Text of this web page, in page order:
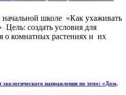
начальной школе «Как ухаживать
создать условия для
о комнатных растениях и их
направления по теме: «Дом,